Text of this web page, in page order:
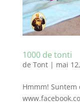
1000 de tonti
de Tont| mai
Hmmm! Suntem